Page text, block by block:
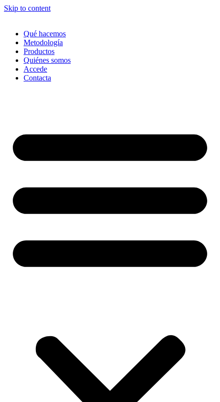
Skip to content
Qué hacemos
Metodología
Productos
Quiénes somos
Accede
Contacta